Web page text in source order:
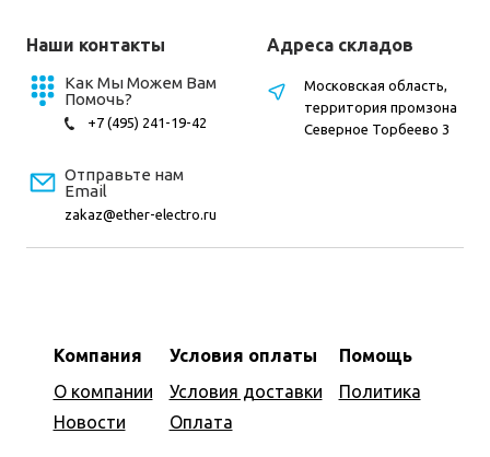
Наши контакты
Как Мы Можем Вам
Помочь?
+7 (495) 241-19-42
Отправьте нам
Email
zakaz@ether-electro.ru
Компания
О компании
Новости
Условия оплаты
Условия доставки
Оплата
Помощь
Политика
Адреса складов
Московская область,
территория промзона
Северное Торбеево 3